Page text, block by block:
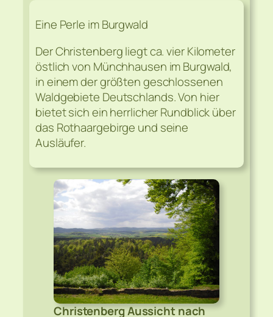
Eine Perle im Burgwald
Der Christenberg liegt ca. vier Kilometer
östlich von Münchhausen im Burgwald,
in einem der größten geschlossenen
Waldgebiete Deutschlands. Von hier
bietet sich ein herrlicher Rundblick über
das Rothaargebirge und seine
Ausläufer.
Christenberg Aussicht nach